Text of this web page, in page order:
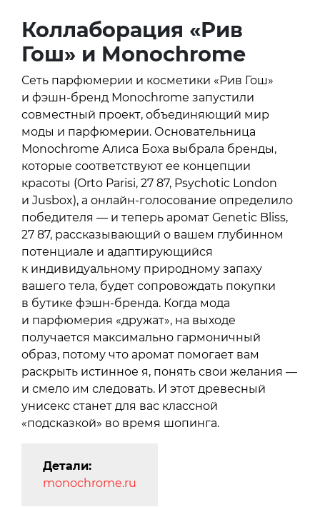
Коллаборация «Рив
Гош» и Monochrome
Сеть парфюмерии и косметики «Рив Гош»
и фэшн-бренд Monochrome запустили
совместный проект, объединяющий мир
моды и парфюмерии. Основательница
Monochrome Алиса Боха выбрала бренды,
которые соответствуют ее концепции
красоты (Orto Parisi, 27 87, Psychotic London
и Jusbox), а онлайн-голосование определило
победителя — и теперь аромат Genetic Bliss,
27 87, рассказывающий о вашем глубинном
потенциале и адаптирующийся
к индивидуальному природному запаху
вашего тела, будет сопровождать покупки
в бутике фэшн-бренда. Когда мода
и парфюмерия «дружат», на выходе
получается максимально гармоничный
образ, потому что аромат помогает вам
раскрыть истинное я, понять свои желания —
и смело им следовать. И этот древесный
унисекс станет для вас классной
«подсказкой» во время шопинга.
Детали:
monochrome.ru